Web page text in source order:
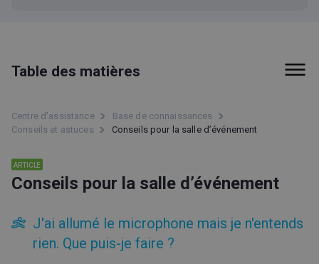
Table des matières
Premiers pas
Facturation et paiements
Outils
Types d'événement
Salle d'événement
Conseils et astuces
Centre d’assistance
Base de connaissances
Conseils et astuces
Conseils pour la salle d’événement
ARTICLE
Conseils pour la salle d’événement
J'ai allumé le microphone mais je n'entends
rien. Que puis-je faire ?